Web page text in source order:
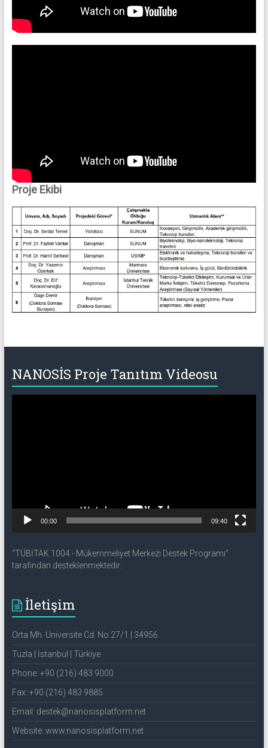
Proje Ekibi
NANOSİS Proje Tanıtım Videosu
00:00 09:40
“TÜBİTAK 1004 - Mükemmeliyet Merkezi Destek Programı”
tarafından desteklenmektedir.
İletişim
Orta Mh. Üniversite Cd. No:27/1 | 34956
Tuzla | İstanbul | Türkiye
Phone: +90 (216) 483 9000
Fax: +90 (216) 483 9885
Email: destek@nanosisplatform.net
Website: www.nanosisplatform.net